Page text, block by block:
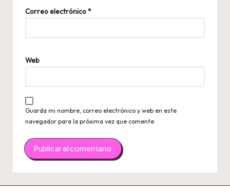
Correo electrónico*
Web
Guarda mi nombre, correo electrónico y web en este
navegador para la próxima vez que comente.